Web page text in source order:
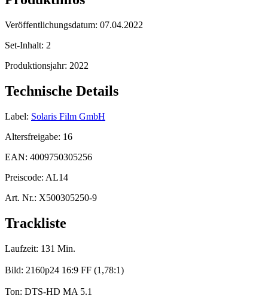
Veröffentlichungsdatum: 07.04.2022
Set-Inhalt: 2
Produktionsjahr: 2022
Technische Details
Label: Solaris Film GmbH
Altersfreigabe: 16
EAN: 4009750305256
Preiscode: AL14
Art. Nr.: X500305250-9
Trackliste
Laufzeit: 131 Min.
Bild: 2160p24 16:9 FF (1,78:1)
Ton: DTS-HD MA 5.1